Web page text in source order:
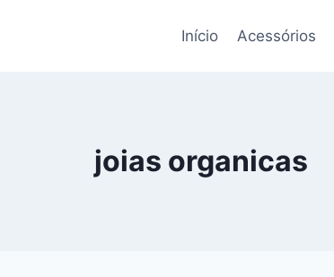
Início Acessórios
joias organicas